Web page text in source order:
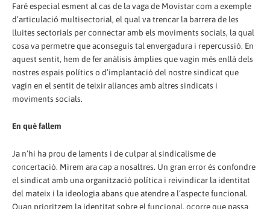
Faré especial esment al cas de la vaga de Movistar com a exemple
d’articulació multisectorial, el qual va trencar la barrera de les
lluites sectorials per connectar amb els moviments socials, la qual
cosa va permetre que aconseguís tal envergadura i repercussió. En
aquest sentit, hem de fer anàlisis àmplies que vagin més enllà dels
nostres espais polítics o d’implantació del nostre sindicat que
vagin en el sentit de teixir aliances amb altres sindicats i
moviments socials.
En què fallem
Ja n’hi ha prou de laments i de culpar al sindicalisme de
concertació. Mirem ara cap a nosaltres. Un gran error és confondre
el sindicat amb una organització política i reivindicar la identitat
del mateix i la ideologia abans que atendre a l’aspecte funcional.
Quan prioritzem la identitat sobre el funcional, ocorre que passa